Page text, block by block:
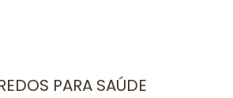
PARA SAÚDE